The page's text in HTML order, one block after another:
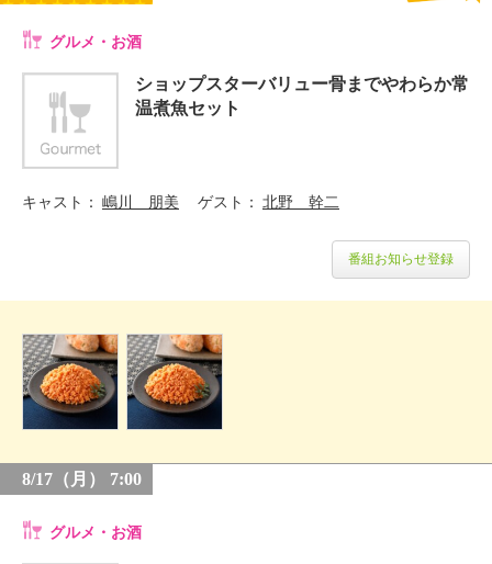
グルメ・お酒
ショップスターバリュー骨までやわらか常
温煮魚セット
キャスト 嶋川 朋美 ゲスト 北野 幹二
番組お知らせ登録
8/17（月） 7:00
グルメ・お酒